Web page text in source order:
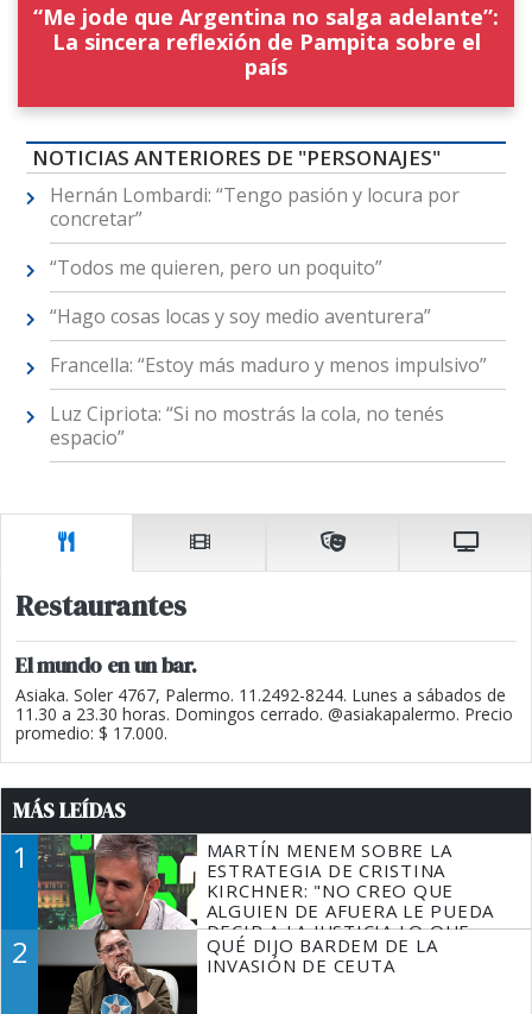
“Me jode que Argentina no salga adelante”:
La sincera reflexión de Pampita sobre el
país
NOTICIAS ANTERIORES DE "PERSONAJES"
Hernán Lombardi: “Tengo pasión y locura por
concretar”
“Todos me quieren, pero un poquito”
“Hago cosas locas y soy medio aventurera”
Francella: “Estoy más maduro y menos impulsivo”
Luz Cipriota: “Si no mostrás la cola, no tenés
espacio”
Restaurantes
El mundo en un bar.
Asiaka. Soler 4767, Palermo. 11.2492-8244. Lunes a sábados de
11.30 a 23.30 horas. Domingos cerrado. @asiakapalermo. Precio
promedio: $ 17.000.
MÁS LEÍDAS
1
MARTÍN MENEM SOBRE LA
ESTRATEGIA DE CRISTINA
KIRCHNER: "NO CREO QUE
ALGUIEN DE AFUERA LE PUEDA
DECIR A LA JUSTICIA LO QUE
TIENE QUE HACER"
2
QUÉ DIJO BARDEM DE LA
INVASIÓN DE CEUTA